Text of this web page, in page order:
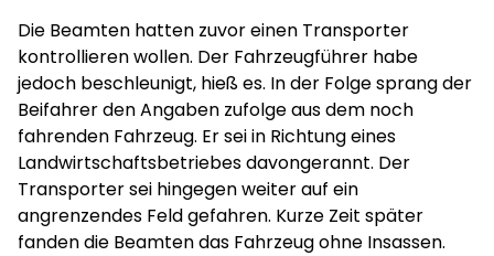
Die Beamten hatten zuvor einen Transporter
kontrollieren wollen. Der Fahrzeugführer habe
jedoch beschleunigt, hieß es. In der Folge sprang der
Beifahrer den Angaben zufolge aus dem noch
fahrenden Fahrzeug. Er sei in Richtung eines
Landwirtschaftsbetriebes davongerannt. Der
Transporter sei hingegen weiter auf ein
angrenzendes Feld gefahren. Kurze Zeit später
fanden die Beamten das Fahrzeug ohne Insassen.